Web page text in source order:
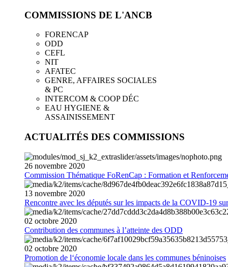
COMMISSIONS DE L'ANCB
FORENCAP
ODD
CEFL
NIT
AFATEC
GENRE, AFFAIRES SOCIALES
& PC
INTERCOM & COOP DÉC
EAU HYGIENE &
ASSAINISSEMENT
ACTUALITÉS DES COMMISSIONS
26 novembre 2020
Commission Thématique FoRenCap : Formation et
13 novembre 2020
Rencontre avec les députés sur les impacts de la COVID-19
02 octobre 2020
Contribution des communes à l’atteinte des ODD
02 octobre 2020
Promotion de l‘économie locale dans les communes béninoises